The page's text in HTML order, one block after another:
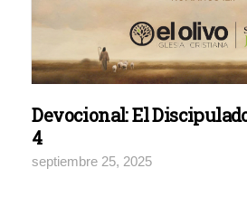
Devocional: El
4
septiembre 25, 2025